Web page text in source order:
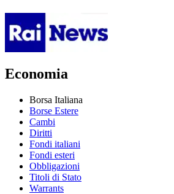
Economia
Borsa Italiana
Borse Estere
Cambi
Diritti
Fondi italiani
Fondi esteri
Obbligazioni
Titoli di Stato
Warrants